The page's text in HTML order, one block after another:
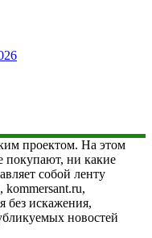
проектом. На этом
покупают, ни какие
собой ленту
kommersant.ru,
без искажения,
новостей